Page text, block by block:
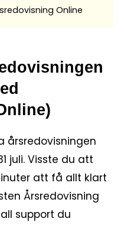
Online
årsredovisningen
juli. Visste du att
att få allt klart
Årsredovisning
support du